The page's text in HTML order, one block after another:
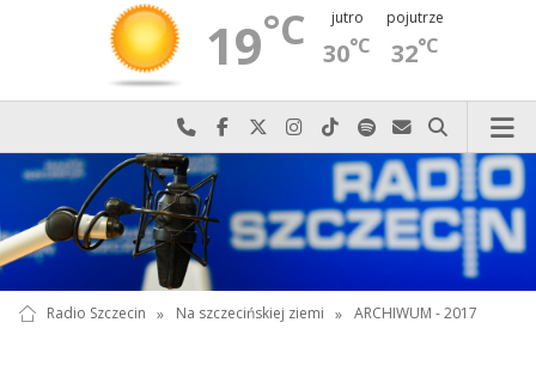
19°C jutro
30°C
pojutrze
32°C
Najlepiej po prostu do nas zadzwoń
Odwiedź nas na Facebook-u
Odwiedź nas na X
Odwiedź nas na Instagram-ie
Odwiedź nas na TikTok-u
Szukaj nas na Spotify
Wyślij do nas
Szukaj
Radio Szczecin » Na szczecińskiej ziemi » ARCHIWUM - 2017